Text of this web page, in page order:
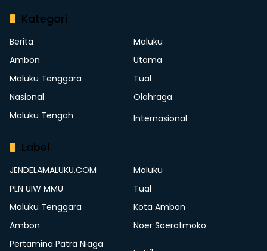
Kategori
Berita
Maluku
Ambon
Utama
Maluku Tenggara
Tual
Nasional
Olahraga
Maluku Tengah
Internasional
Label
JENDELAMALUKU.COM
Maluku
PLN UIW MMU
Tual
Maluku Tenggara
Kota Ambon
Ambon
Noer Soeratmoko
Pertamina Patra Niaga